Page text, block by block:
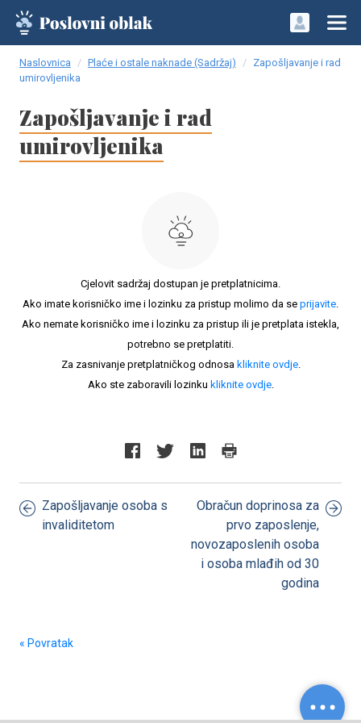
Naslovnica Plaće i ostale naknade (Sadržaj)
Zapošljavanje i rad
umirovljenika
Zapošljavanje i rad
umirovljenika
Cjelovit sadržaj dostupan je pretplatnicima.
Ako imate korisničko ime i lozinku za pristup molimo da se prijavite.
Ako nemate korisničko ime i lozinku za pristup ili je pretplata istekla,
potrebno se pretplatiti.
Za zasnivanje pretplatničkog odnosa kliknite ovdje.
Ako ste zaboravili lozinku kliknite ovdje.
Zapošljavanje osoba s
invaliditetom
Obračun doprinosa za
prvo zaposlenje,
novozaposlenih osoba
i osoba mlađih od 30
godina
« Povratak